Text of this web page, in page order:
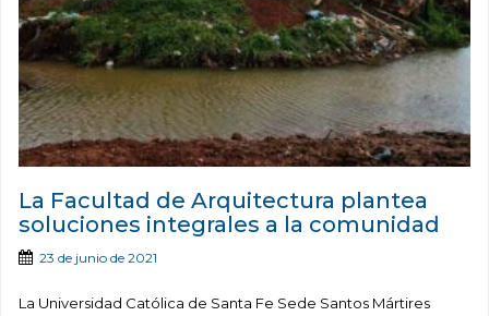
La Facultad de Arquitectura plantea
soluciones integrales a la comunidad
23 de junio de 2021
La Universidad Católica de Santa Fe Sede Santos Mártires